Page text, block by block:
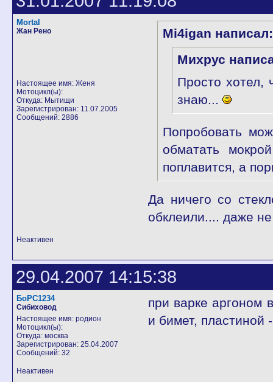
Mortal
Жан Рено
Настоящее имя: Женя
Мотоцикл(ы):
Откуда: Мытищи
Зарегистрирован: 11.07.2005
Сообщений: 2886
Mi4igan написал:
Михрус
Просто хотел,
знаю...
Попробовать
обматать
поплавится, а
Да ничего со
обклеили.... даже
Неактивен
29.04.2007 14:15:38
БоРС1234
Сибиховод
Настоящее имя: родион
Мотоцикл(ы):
Откуда: москва
Зарегистрирован: 25.04.2007
Сообщений: 32
при варке аргоном
и бимет, пластиной
Неактивен